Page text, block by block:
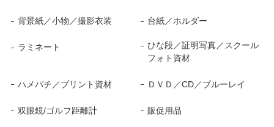
背景紙／小物／撮影衣装 台紙／ホルダー
ラミネート
ひな段／証明写真／スクール
フォト資材
ハメパチ／プリント資材 ＤＶＤ／CD／ブルーレイ
双眼鏡/ゴルフ距離計 販促用品